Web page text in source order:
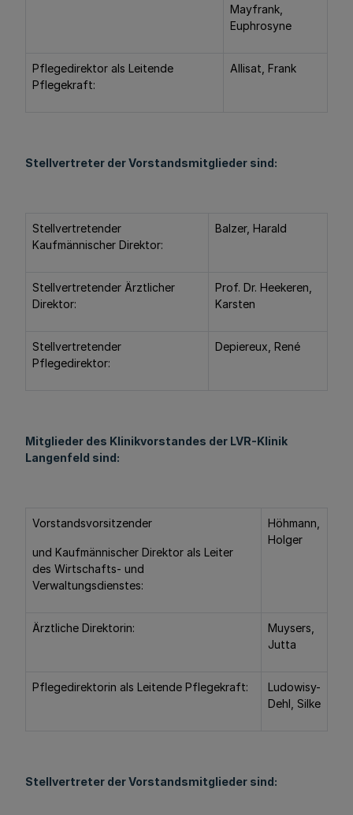
Mayfrank,
Euphrosyne
Pflegedirektor als Leitende
Pflegekraft:
Allisat, Frank
Stellvertreter der Vorstandsmitglieder sind:
Stellvertretender
Kaufmännischer Direktor:
Balzer, Harald
Stellvertretender Ärztlicher
Direktor:
Prof. Dr. Heekeren,
Karsten
Stellvertretender
Pflegedirektor:
Depiereux, René
Mitglieder des Klinikvorstandes der LVR-Klinik
Langenfeld sind:
Vorstandsvorsitzender
und Kaufmännischer Direktor als Leiter
des Wirtschafts- und
Verwaltungsdienstes:
Höhmann,
Holger
Ärztliche Direktorin:
Muysers,
Jutta
Pflegedirektorin als Leitende Pflegekraft:
Ludowisy-
Dehl, Silke
Stellvertreter der Vorstandsmitglieder sind: